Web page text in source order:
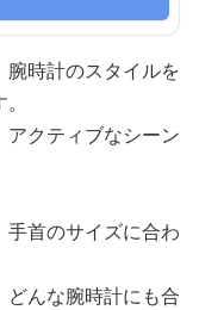
時計のスタイルを
クティブなシーン
首のサイズに合わ
んな腕時計にも合